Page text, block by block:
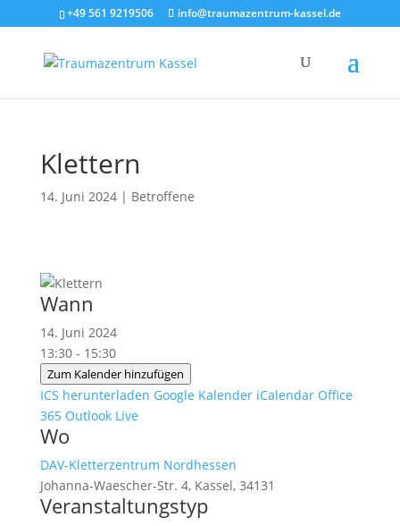
+49 561 9219506 info@traumazentrum-kassel.de
Klettern
14. Juni 2024| Betroffene
Wann
14. Juni 2024
13:30 - 15:30
Zum Kalender hinzufügen
ICS herunterladen Google Kalender iCalendar Office
365 Outlook Live
Wo
DAV-Kletterzentrum Nordhessen
Johanna-Waescher-Str. 4, Kassel, 34131
Veranstaltungstyp